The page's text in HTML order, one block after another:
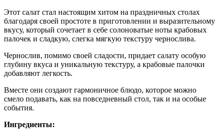
Этот салат стал настоящим хитом на праздничных столах
благодаря своей простоте в приготовлении и выразительному
вкусу, который сочетает в себе солоноватые ноты крабовых
палочек и сладкую, слегка мягкую текстуру чернослива.
Чернослив, помимо своей сладости, придает салату особую
глубину вкуса и уникальную текстуру, а крабовые палочки
добавляют легкость.
Вместе они создают гармоничное блюдо, которое можно
смело подавать, как на повседневный стол, так и на особые
события.
Ингредиенты: